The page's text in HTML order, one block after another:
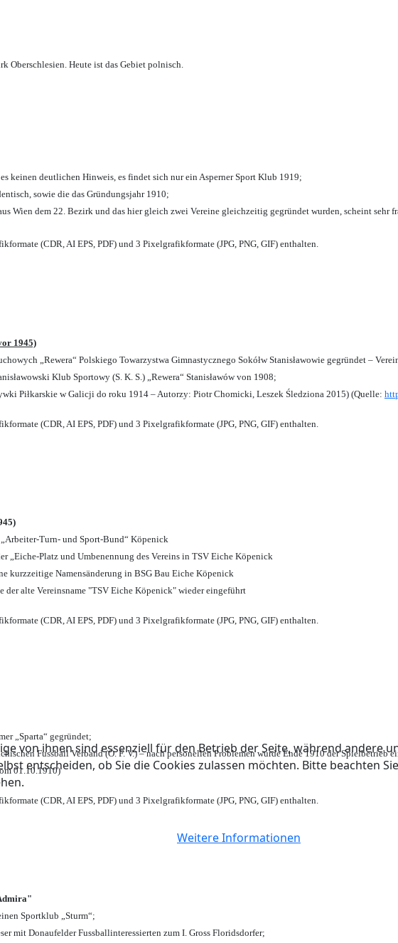
von ihnen sind essenziell für den Betrieb der Seite, während andere
entscheiden, ob Sie die Cookies zulassen möchten. Bitte beachten
Weitere Informationen
Oberschlesien. Heute ist das Gebiet polnisch.
keinen deutlichen Hinweis, es findet sich nur ein Asperner Sport Klub 1919;
sowie die das Gründungsjahr 1910;
Wien dem 22. Bezirk und das hier gleich zwei Vereine gleichzeitig gegründet wurden, scheint sehr
(CDR, AI EPS, PDF) und 3 Pixelgrafikformate (JPG, PNG, GIF) enthalten.
1945)
„Rewera“ Polskiego Towarzystwa Gimnastycznego Sokółw Stanisławowie gegründet –
Klub Sportowy (S. K. S.) „Rewera“ Stanisławów von 1908;
Piłkarskie w Galicji do roku 1914 – Autorzy: Piotr Chomicki, Leszek Śledziona 2015) (Quelle:
(CDR, AI EPS, PDF) und 3 Pixelgrafikformate (JPG, PNG, GIF) enthalten.
Turn- und Sport-Bund“ Köpenick
„Eiche-Platz und Umbenennung des Vereins in TSV Eiche Köpenick
kurzzeitige Namensänderung in BSG Bau Eiche Köpenick
der alte Vereinsname "TSV Eiche Köpenick" wieder eingeführt
(CDR, AI EPS, PDF) und 3 Pixelgrafikformate (JPG, PNG, GIF) enthalten.
„Sparta“ gegründet;
Fussball Verband (Ö. F. V.) – nach personellen Problemen wurde Ende 1910 der
01.10.1910)
(CDR, AI EPS, PDF) und 3 Pixelgrafikformate (JPG, PNG, GIF) enthalten.
Sportklub „Sturm“;
mit Donaufelder Fussballinteressierten zum I. Gross Floridsdorfer;